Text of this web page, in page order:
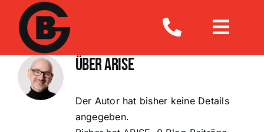
Inhalt
springen
Toggle
Home
ÜberARISE
Der Autor hat bisher keine Details
angegeben.